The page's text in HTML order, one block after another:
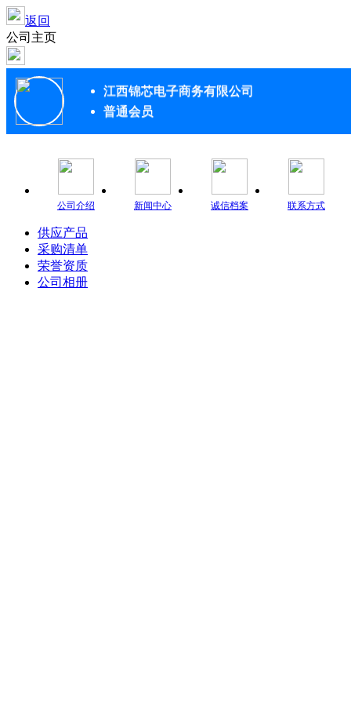
返回
公司主页
江西锦芯电子商务有限公司
普通会员
公司介绍 新闻中心 诚信档案 联系方式
供应产品
采购清单
荣誉资质
公司相册